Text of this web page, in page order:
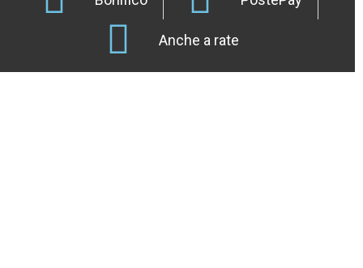
Anche a rate